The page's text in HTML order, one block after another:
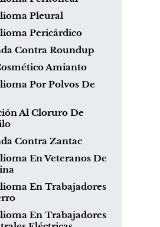
Pleural
Pericárdico
Contra Roundup
Amianto
Por Polvos De
Al Cloruro De
Contra Zantac
En Veteranos De
En Trabajadores
En Trabajadores